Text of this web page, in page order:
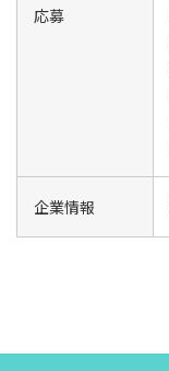
応募
企業情報